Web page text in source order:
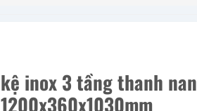
kệ inox 3 tầng thanh nan
1200x360x1030mm